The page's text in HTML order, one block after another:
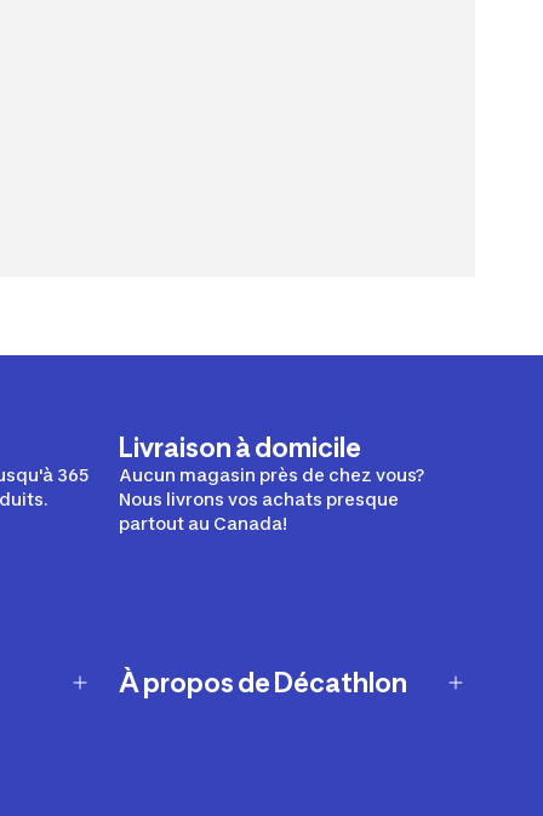
365
Livraison à domicile
Aucun magasin près de chez vous?
Nous livrons vos achats presque
partout au Canada!
À propos de Décathlon